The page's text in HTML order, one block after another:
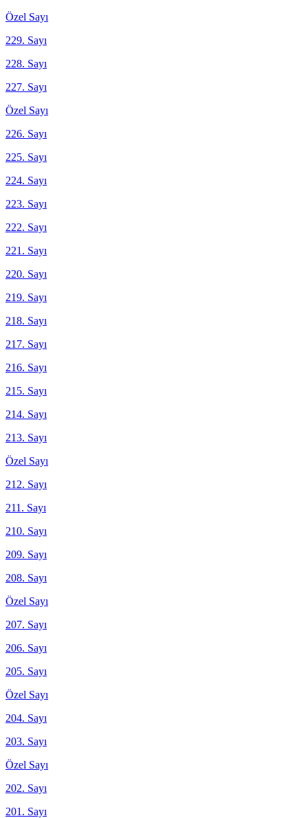
Özel Sayı
229. Sayı
228. Sayı
227. Sayı
Özel Sayı
226. Sayı
225. Sayı
224. Sayı
223. Sayı
222. Sayı
221. Sayı
220. Sayı
219. Sayı
218. Sayı
217. Sayı
216. Sayı
215. Sayı
214. Sayı
213. Sayı
Özel Sayı
212. Sayı
211. Sayı
210. Sayı
209. Sayı
208. Sayı
Özel Sayı
207. Sayı
206. Sayı
205. Sayı
Özel Sayı
204. Sayı
203. Sayı
Özel Sayı
202. Sayı
201. Sayı